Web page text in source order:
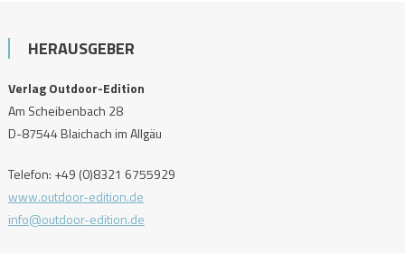
HERAUSGEBER
Verlag Outdoor-Edition
Am Scheibenbach 28
D-87544 Blaichach im Allgäu
Telefon: +49 (0)8321 6755929
www.outdoor-edition.de
info@outdoor-edition.de